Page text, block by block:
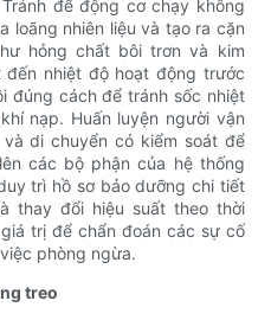
để động cơ chạy không
loãng nhiên liệu và tạo ra cặn
hỏng chất bôi trơn và kim
nhiệt độ hoạt động trước
đúng cách để tránh sốc nhiệt
nạp. Huấn luyện người vận
di chuyển có kiểm soát để
các bộ phận của hệ thống
trì hồ sơ bảo dưỡng chi tiết
thay đổi hiệu suất theo thời
trị để chẩn đoán các sự cố
phòng ngừa.
treo